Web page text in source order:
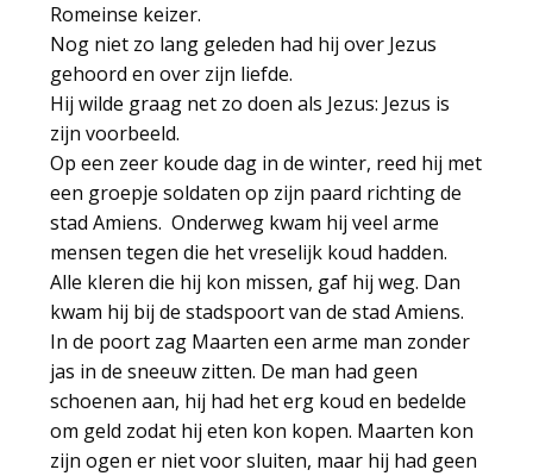
Romeinse keizer.
Nog niet zo lang geleden had hij over Jezus
gehoord en over zijn liefde.
Hij wilde graag net zo doen als Jezus: Jezus is
zijn voorbeeld.
Op een zeer koude dag in de winter, reed hij met
een groepje soldaten op zijn paard richting de
stad Amiens. Onderweg kwam hij veel arme
mensen tegen die het vreselijk koud hadden.
Alle kleren die hij kon missen, gaf hij weg. Dan
kwam hij bij de stadspoort van de stad Amiens.
In de poort zag Maarten een arme man zonder
jas in de sneeuw zitten. De man had geen
schoenen aan, hij had het erg koud en bedelde
om geld zodat hij eten kon kopen. Maarten kon
zijn ogen er niet voor sluiten, maar hij had geen